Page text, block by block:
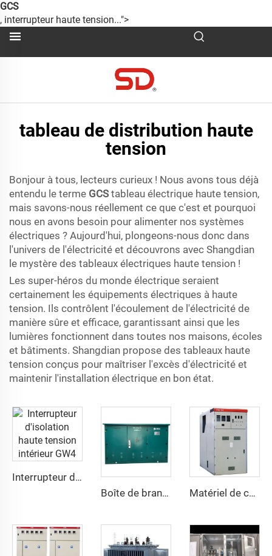
GCS
, interrupteur haute tension...">
tableau de distribution haute
tension
Bonjour à tous, lecteurs curieux ! Nous avons tous déjà
entendu le terme GCS tableau électrique haute tension,
mais savons-nous réellement ce que c'est et pourquoi
nous en avons besoin pour alimenter nos systèmes
électriques ? Aujourd'hui, plongeons-nous donc dans
l'univers de l'électricité et découvrons avec Shangdian
le mystère des tableaux électriques haute tension !
Les super-héros du monde électrique seraient
certainement les équipements électriques à haute
tension. Ils contrôlent l'écoulement de l'électricité de
manière sûre et efficace, garantissant ainsi que les
lumières fonctionnent dans toutes nos maisons, écoles
et bâtiments. Shangdian propose des tableaux haute
tension conçus pour maîtriser l'excès d'électricité et
maintenir l'installation électrique en bon état.
Interrupteur d'isolation haute tension intérieur GW4
Boîte de branchement de câble haute tension DFW SF16
Matériel de commutation AC blindé amovible KYN61-40.5(Z)